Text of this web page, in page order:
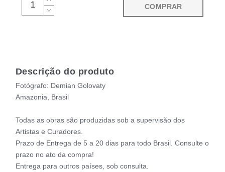
COMPRAR
Descrição do produto
Fotógrafo: Demian Golovaty
Amazonia, Brasil
Todas as obras são produzidas sob a supervisão dos
Artistas e Curadores.
Prazo de Entrega de 5 a 20 dias para todo Brasil. Consulte o
prazo no ato da compra!
Entrega para outros países, sob consulta.